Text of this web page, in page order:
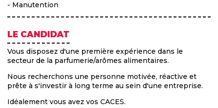
- Manutention
LE CANDIDAT
Vous disposez d'une première expérience dans le
secteur de la parfumerie/arômes alimentaires.
Nous recherchons une personne motivée, réactive et
prête à s'investir à long terme au sein d'une entreprise.
Idéalement vous avez vos CACES.